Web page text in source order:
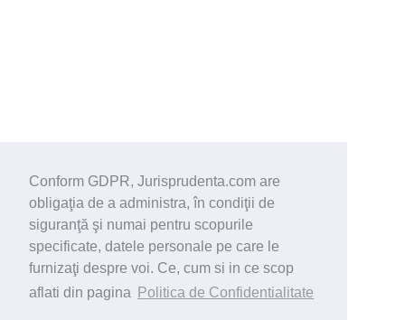
Conform GDPR, Jurisprudenta.com are
obligaţia de a administra, în condiţii de
siguranţă şi numai pentru scopurile
specificate, datele personale pe care le
furnizaţi despre voi. Ce, cum si in ce scop
aflati din pagina
Politica de Confidentialitate